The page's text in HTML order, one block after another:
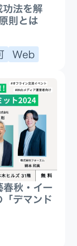
法を解
則とは
Web
秋・イー
デマンド